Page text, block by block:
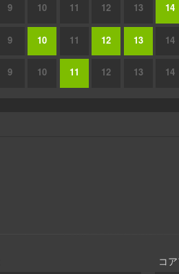
9 10 11 12 13 14
9 10 11 12 13 14
9 10 11 12 13 14
コ